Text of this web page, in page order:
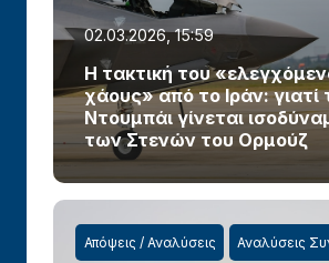
02.03.2026, 15:59
Η τακτική του
χάους» από το Ιράν: γιατί
Ντουμπάι γίνεται
των Στενών του Ορμούζ
Απόψεις / Αναλύσεις Αναλύσεις